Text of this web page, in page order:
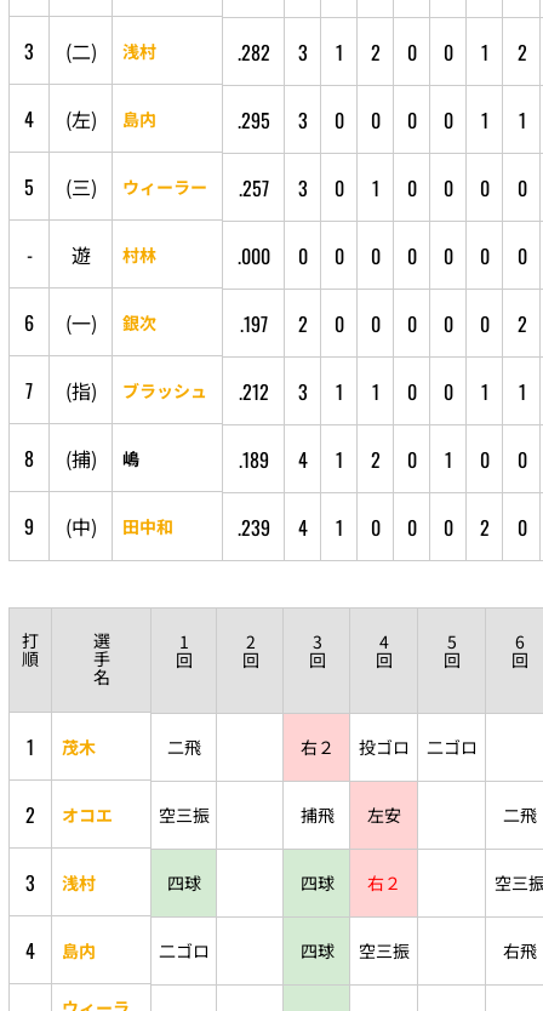
3 (二) 浅村 .282 3 1 2 0 0 1 2
4 (左) 島内 .295 3 0 0 0 0 1 1
5 (三) ウィーラー .257 3 0 1 0 0 0 0
- 遊 村林 .000 0 0 0 0 0 0 0
6 (一) 銀次 .197 2 0 0 0 0 0 2
7 (指) ブラッシュ .212 3 1 1 0 0 1 1
8 (捕) 嶋 .189 4 1 2 0 1 0 0
9 (中) 田中和 .239 4 1 0 0 0 2 0
打
順
選
手
名
1
回
2
回
3
回
4
回
5
回
6
回
1 茂木 二飛 右２ 投ゴロ 二ゴロ
2 オコエ 空三振 捕飛 左安 二飛
3 浅村 四球 四球 右２ 空三
4 島内 二ゴロ 四球 空三振 右飛